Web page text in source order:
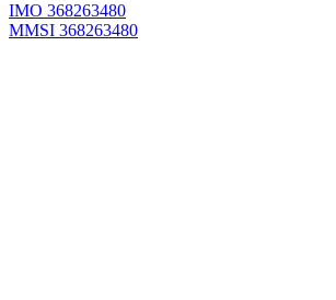
IMO 368263480
MMSI 368263480